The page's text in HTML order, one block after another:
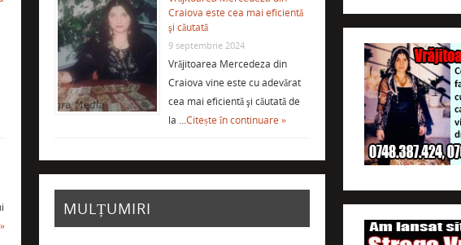
Craiova este cea mai eficientă
şi căutată
9 septembrie 2024
Vrăjitoarea Mercedeza din
Craiova vine este cu adevărat
cea mai eficientă şi căutată de
la …Citește în continuare »
MULȚUMIRI